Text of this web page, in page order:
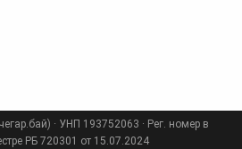
· УНП 193752063 · Рег. номер в
РБ 720301 от 15.07.2024